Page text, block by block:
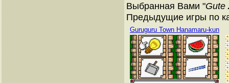
Выбранная Вами "Gute
Предыдущие игры по
Guruguru Town Hanamaru-kun